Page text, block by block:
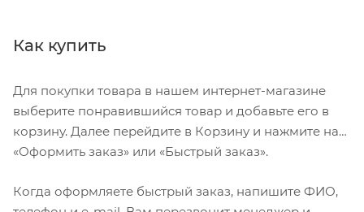
Как купить
Для покупки товара в нашем интернет-магазине
выберите понравившийся товар и добавьте его в
корзину. Далее перейдите в Корзину и нажмите на
«Оформить заказ» или «Быстрый заказ».
Когда оформляете быстрый заказ, напишите ФИО,